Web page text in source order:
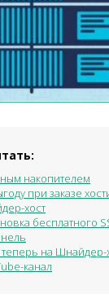
накопителем
при заказе
хост
бесплатного
на Шнайдер-
канал